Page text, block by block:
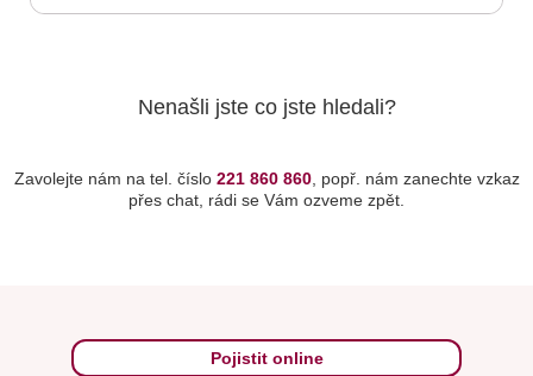
Nenašli jste co jste hledali?
Zavolejte nám na tel. číslo 221 860 860, popř. nám zanechte vzkaz
přes chat, rádi se Vám ozveme zpět.
Pojistit online